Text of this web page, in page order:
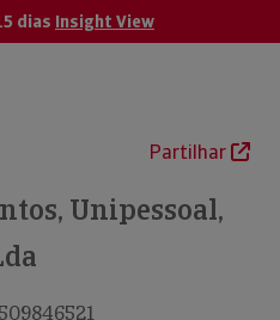
dias Insight View
Partilhar
Unipessoal,